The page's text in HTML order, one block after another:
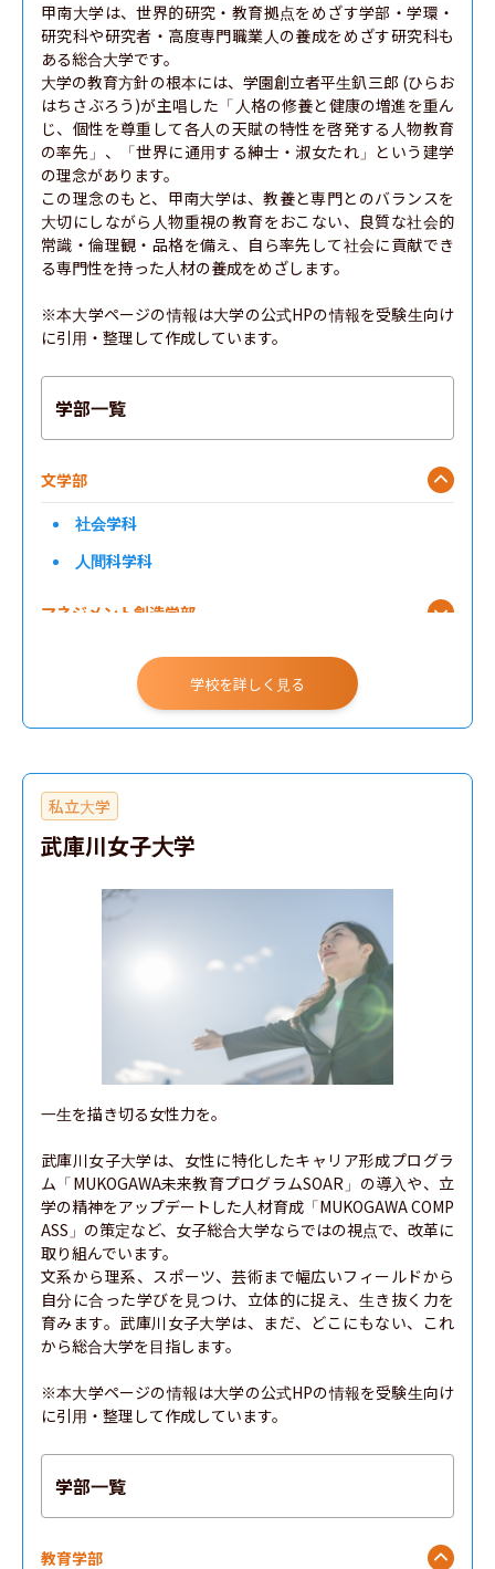
甲南大学は、世界的研究・教育拠点をめざす学部・学環・
研究科や研究者・高度専門職業人の養成をめざす研究科も
ある総合大学です。
大学の教育方針の根本には、学園創立者平生釟三郎 (ひらお
はちさぶろう)が主唱した「人格の修養と健康の増進を重ん
じ、個性を尊重して各人の天賦の特性を啓発する人物教育
の率先」、「世界に通用する紳士・淑女たれ」という建学
の理念があります。
この理念のもと、甲南大学は、教養と専門とのバランスを
大切にしながら人物重視の教育をおこない、良質な社会的
常識・倫理観・品格を備え、自ら率先して社会に貢献でき
る専門性を持った人材の養成をめざします。
※本大学ページの情報は大学の公式HPの情報を受験生向け
に引用・整理して作成しています。
学部一覧
文学部
社会学科
人間科学科
マネジメント創造学部
学校を詳しく見る
私立大学
武庫川女子大学
一生を描き切る女性力を。
武庫川女子大学は、女性に特化したキャリア形成プログラ
ム「MUKOGAWA未来教育プログラムSOAR」の導入や、立
学の精神をアップデートした人材育成「MUKOGAWA COMP
ASS」の策定など、女子総合大学ならではの視点で、改革に
取り組んでいます。
文系から理系、スポーツ、芸術まで幅広いフィールドから
自分に合った学びを見つけ、立体的に捉え、生き抜く力を
育みます。武庫川女子大学は、まだ、どこにもない、これ
から総合大学を目指します。
※本大学ページの情報は大学の公式HPの情報を受験生向け
に引用・整理して作成しています。
学部一覧
教育学部